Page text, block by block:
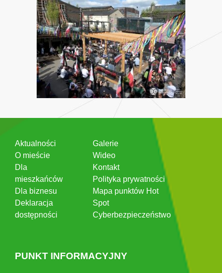
Aktualności
O mieście
Dla
mieszkańców
Dla biznesu
Deklaracja
dostępności
Galerie
Wideo
Kontakt
Polityka prywatności
Mapa punktów Hot
Spot
Cyberbezpieczeństwo
PUNKT INFORMACYJNY